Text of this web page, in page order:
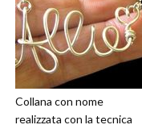
Collana con nome
realizzata con la tecnica